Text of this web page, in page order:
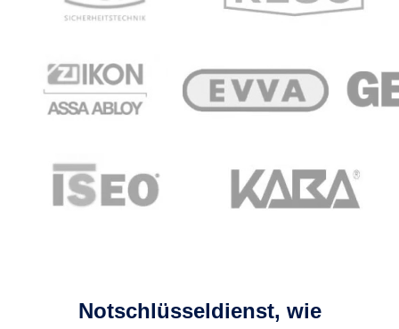
Notschlüsseldienst, wie